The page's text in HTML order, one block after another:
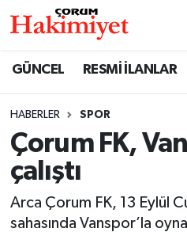
GÜNCEL RESMİ İLANLAR
HABERLER SPOR
Çorum FK,
çalıştı
Arca Çorum FK, 13 Eylül
sahasında Vanspor’la
SAĞLIK
ASAYİŞ
EKONOMİ
Nöbetçi Eczaneler
Çorum Namaz Vakitleri
Trafik Durumu
Süper Lig Puan